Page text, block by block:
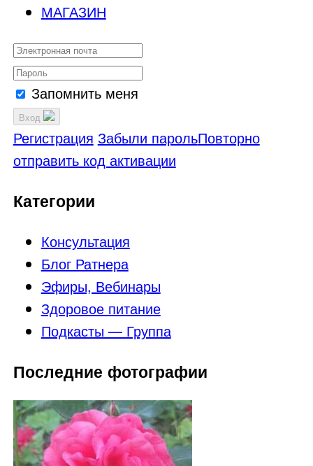
МАГАЗИН
Запомнить меня
Вход
Регистрация Забыли парольПовторно
отправить код активации
Категории
Консультация
Блог Ратнера
Эфиры, Вебинары
Здоровое питание
Подкасты — Группа
Последние фотографии